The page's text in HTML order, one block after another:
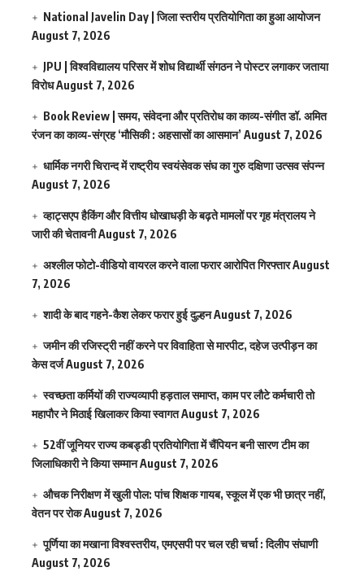
National Javelin Day | जिला स्तरीय प्रतियोगिता का हुआ आयोजन
August 7, 2026
JPU | विश्वविद्यालय परिसर में शोध विद्यार्थी संगठन ने पोस्टर लगाकर जताया
विरोधAugust 7, 2026
Book Review | समय, संवेदना और प्रतिरोध का काव्य-संगीत डॉ. अमित
रंजन का काव्य-संग्रह ‘मौसिकी : अहसासों का आसमान’ August 7, 2026
धार्मिक नगरी चिरान्द में राष्ट्रीय स्वयंसेवक संघ का गुरु दक्षिणा उत्सव संपन्न
August 7, 2026
व्हाट्सएप हैकिंग और वित्तीय धोखाधड़ी के बढ़ते मामलों पर गृह मंत्रालय ने
जारी की चेतावनीAugust 7, 2026
अश्लील फोटो-वीडियो वायरल करने वाला फरार आरोपित गिरफ्तारAugust
7, 2026
शादी के बाद गहने-कैश लेकर फरार हुई दुल्हनAugust 7, 2026
जमीन की रजिस्ट्री नहीं करने पर विवाहिता से मारपीट, दहेज उत्पीड़न का
केस दर्जAugust 7, 2026
स्वच्छता कर्मियों की राज्यव्यापी हड़ताल समाप्त, काम पर लौटे कर्मचारी तो
महापौर ने मिठाई खिलाकर किया स्वागतAugust 7, 2026
52वीं जूनियर राज्य कबड्डी प्रतियोगिता में चैंपियन बनी सारण टीम का
जिलाधिकारी ने किया सम्मानAugust 7, 2026
औचक निरीक्षण में खुली पोल: पांच शिक्षक गायब, स्कूल में एक भी छात्र नहीं,
वेतन पर रोकAugust 7, 2026
पूर्णिया का मखाना विश्वस्तरीय, एमएसपी पर चल रही चर्चा : दिलीप संघाणी
August 7, 2026